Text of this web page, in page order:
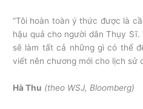
“Tôi hoàn toàn ý thức được là
hậu quả cho người dân Thụy
sẽ làm tất cả những gì có thể
viết nên chương mới cho lịch sử
Hà Thu (theo WSJ, Bloomberg)